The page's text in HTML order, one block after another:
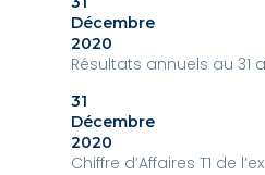
Décembre
2020
Résultats annuels au 31
31
Décembre
2020
Chiffre d’Affaires T1 de